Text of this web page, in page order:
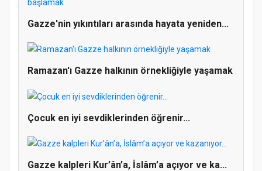
Doğanyol'da Temel Dini Bilgiler Sınavı
Gazze'nin yıkıntıları arasında hayata yeniden...
Ramazan'ı Gazze halkının örnekliğiyle yaşamak
Çocuk en iyi sevdiklerinden öğrenir...
Gazze kalpleri Kur’ân’a, İslâm’a açıyor ve ka...